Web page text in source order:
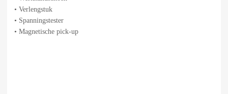
• Verlengstuk
• Spanningstester
• Magnetische pick-up